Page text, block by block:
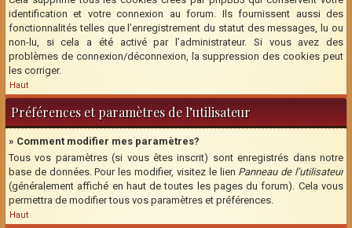
identification et votre connexion au forum. Ils fournissent aussi des
fonctionnalités telles que l’enregistrement du statut des messages, lu ou
non-lu, si cela a été activé par l’administrateur. Si vous avez des
problèmes de connexion/déconnexion, la suppression des cookies peut
les corriger.
Haut
Préférences et paramètres de l’utilisateur
» Comment modifier mes paramètres?
Tous vos paramètres (si vous êtes inscrit) sont enregistrés dans notre
base de données. Pour les modifier, visitez le lien Panneau de l’utilisateur
(généralement affiché en haut de toutes les pages du forum). Cela vous
permettra de modifier tous vos paramètres et préférences.
Haut